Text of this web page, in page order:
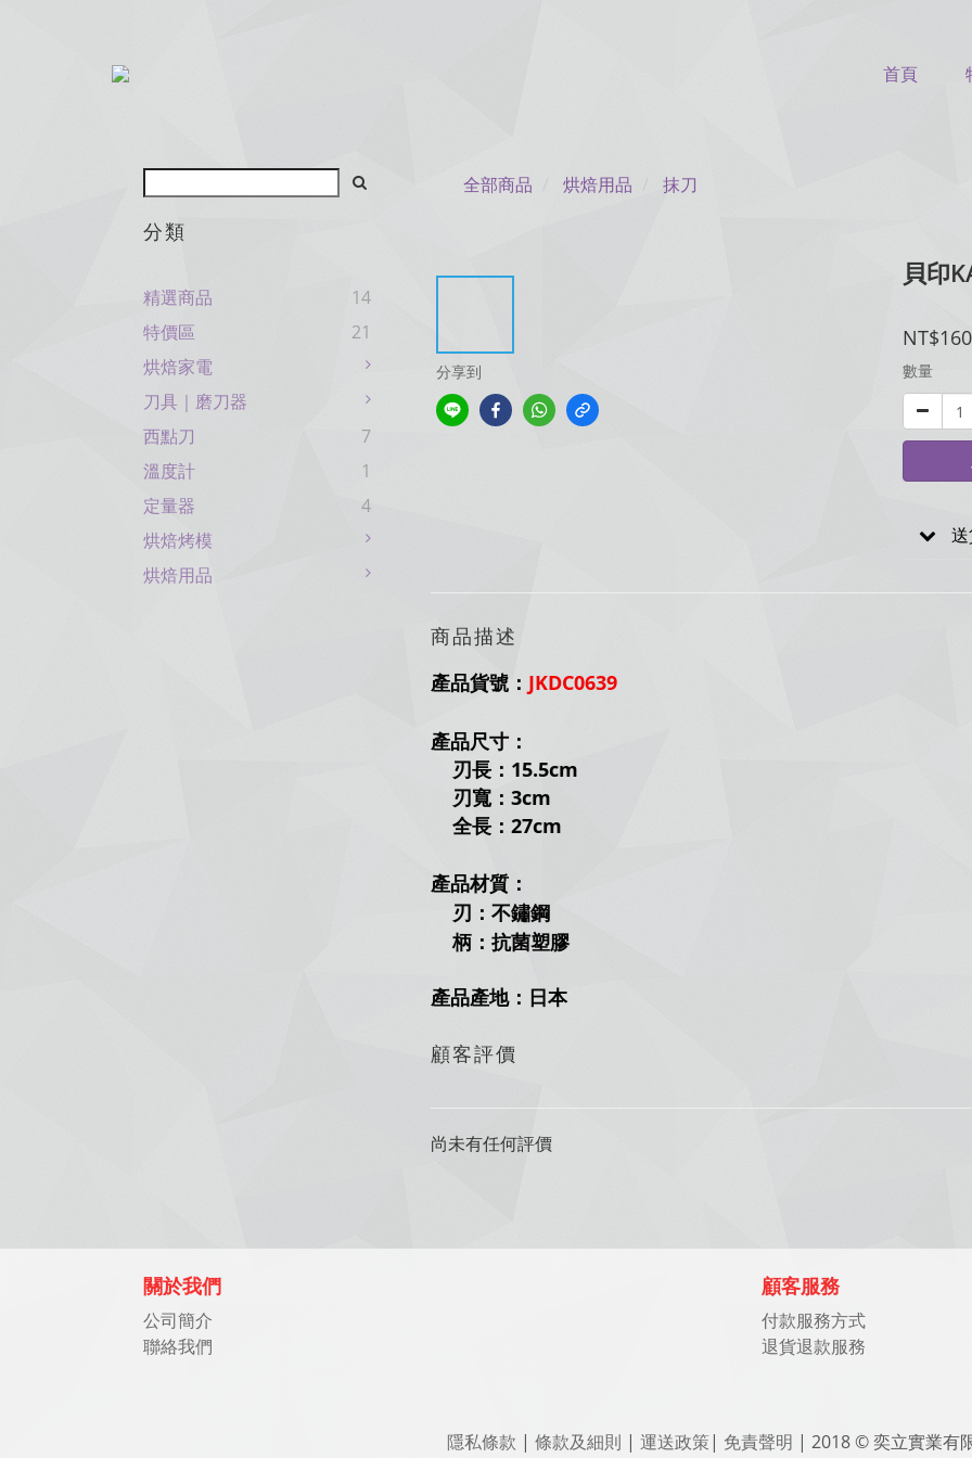
首頁
分類
精選商品
14
特價區
21
烘焙家電
刀具｜磨刀器
西點刀
7
溫度計
1
定量器
4
烘焙烤模
烘焙用品
全部商品 烘焙用品 抹刀
分享到
貝印
NT$160
數量
商品描述
產品貨號 ： JKDC0639
產品尺寸：
刃長：15.5cm
刃寬：3cm
全長：27cm
產品材質：
刃：不鏽鋼
柄： 抗菌塑膠
產品產地：日本
顧客評價
尚未有任何評價
關於我們
公司簡介
聯絡我們
顧客服務
付款服務方式
退貨退款服務
隱私條款 | 條款及細則 | 運送政策| 免責聲明 | 2018 © 奕立實業有